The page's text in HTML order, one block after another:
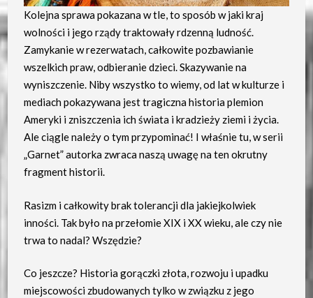
Kolejna sprawa pokazana w tle, to sposób w jaki kraj
wolności i jego rządy traktowały rdzenną ludność.
Zamykanie w rezerwatach, całkowite pozbawianie
wszelkich praw, odbieranie dzieci. Skazywanie na
wyniszczenie. Niby wszystko to wiemy, od lat w kulturze i
mediach pokazywana jest tragiczna historia plemion
Ameryki i zniszczenia ich świata i kradzieży ziemi i życia.
Ale ciągle należy o tym przypominać! I właśnie tu, w serii
„Garnet” autorka zwraca naszą uwagę na ten okrutny
fragment historii.
Rasizm i całkowity brak tolerancji dla jakiejkolwiek
inności. Tak było na przełomie XIX i XX wieku, ale czy nie
trwa to nadal? Wszędzie?
Co jeszcze? Historia gorączki złota, rozwoju i upadku
miejscowości zbudowanych tylko w związku z jego